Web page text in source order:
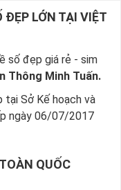
ĐẸP LỚN TẠI VIỆT
số đẹp giá rẻ - sim
Thông Minh Tuấn.
tại Sở Kế hoạch và
ngày 06/07/2017
QUỐC